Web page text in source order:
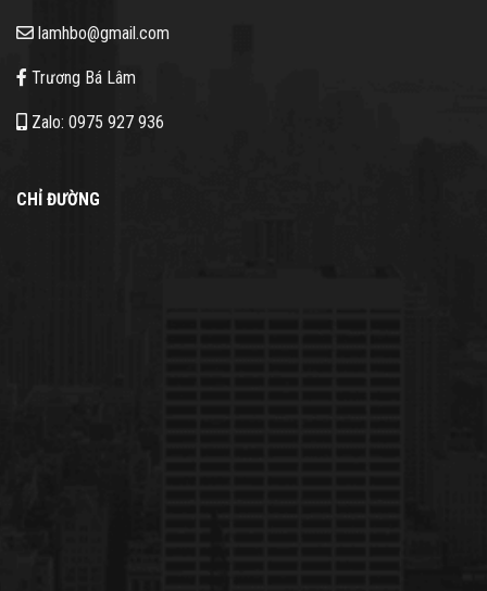
lamhbo@gmail.com
Trương Bá Lâm
Zalo: 0975 927 936
CHỈ ĐƯỜNG